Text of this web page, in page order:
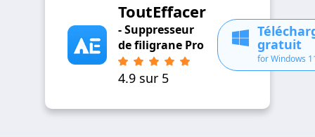
ToutEffacer
- Suppresseur
de filigrane Pro
4.9 sur 5
gratuit
for Windows